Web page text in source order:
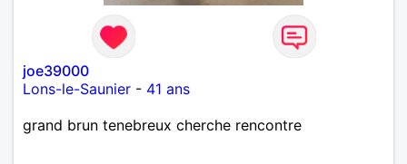
joe39000
Lons-le-Saunier - 41 ans
grand brun tenebreux cherche rencontre